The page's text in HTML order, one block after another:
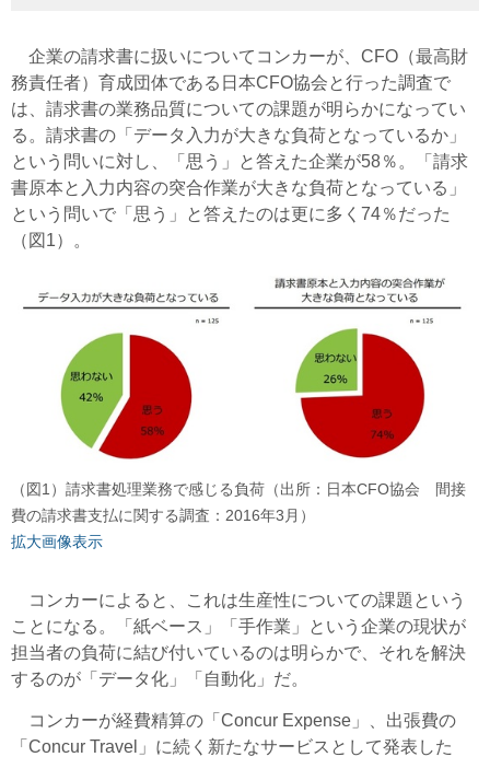
企業の請求書に扱いについてコンカーが、CFO（最高財
務責任者）育成団体である日本CFO協会と行った調査で
は、請求書の業務品質についての課題が明らかになってい
る。請求書の「データ入力が大きな負荷となっているか」
という問いに対し、「思う」と答えた企業が58％。「請求
書原本と入力内容の突合作業が大きな負荷となっている」
という問いで「思う」と答えたのは更に多く74％だった
（図1）。
（図1）請求書処理業務で感じる負荷（出所：日本CFO協会 間接
費の請求書支払に関する調査：2016年3月）
拡大画像表示
コンカーによると、これは生産性についての課題という
ことになる。「紙ベース」「手作業」という企業の現状が
担当者の負荷に結び付いているのは明らかで、それを解決
するのが「データ化」「自動化」だ。
コンカーが経費精算の「Concur Expense」、出張費の
「Concur Travel」に続く新たなサービスとして発表した